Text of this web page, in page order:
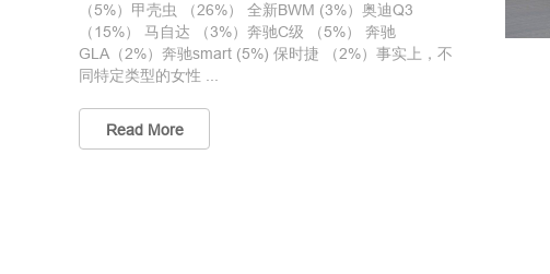
（5%）甲壳虫 （26%） 全新BWM (3%）奥迪Q3
（15%） 马自达 （3%）奔驰C级 （5%） 奔驰
GLA（2%）奔驰smart (5%) 保时捷 （2%）事实上，不
同特定类型的女性 ...
Read More